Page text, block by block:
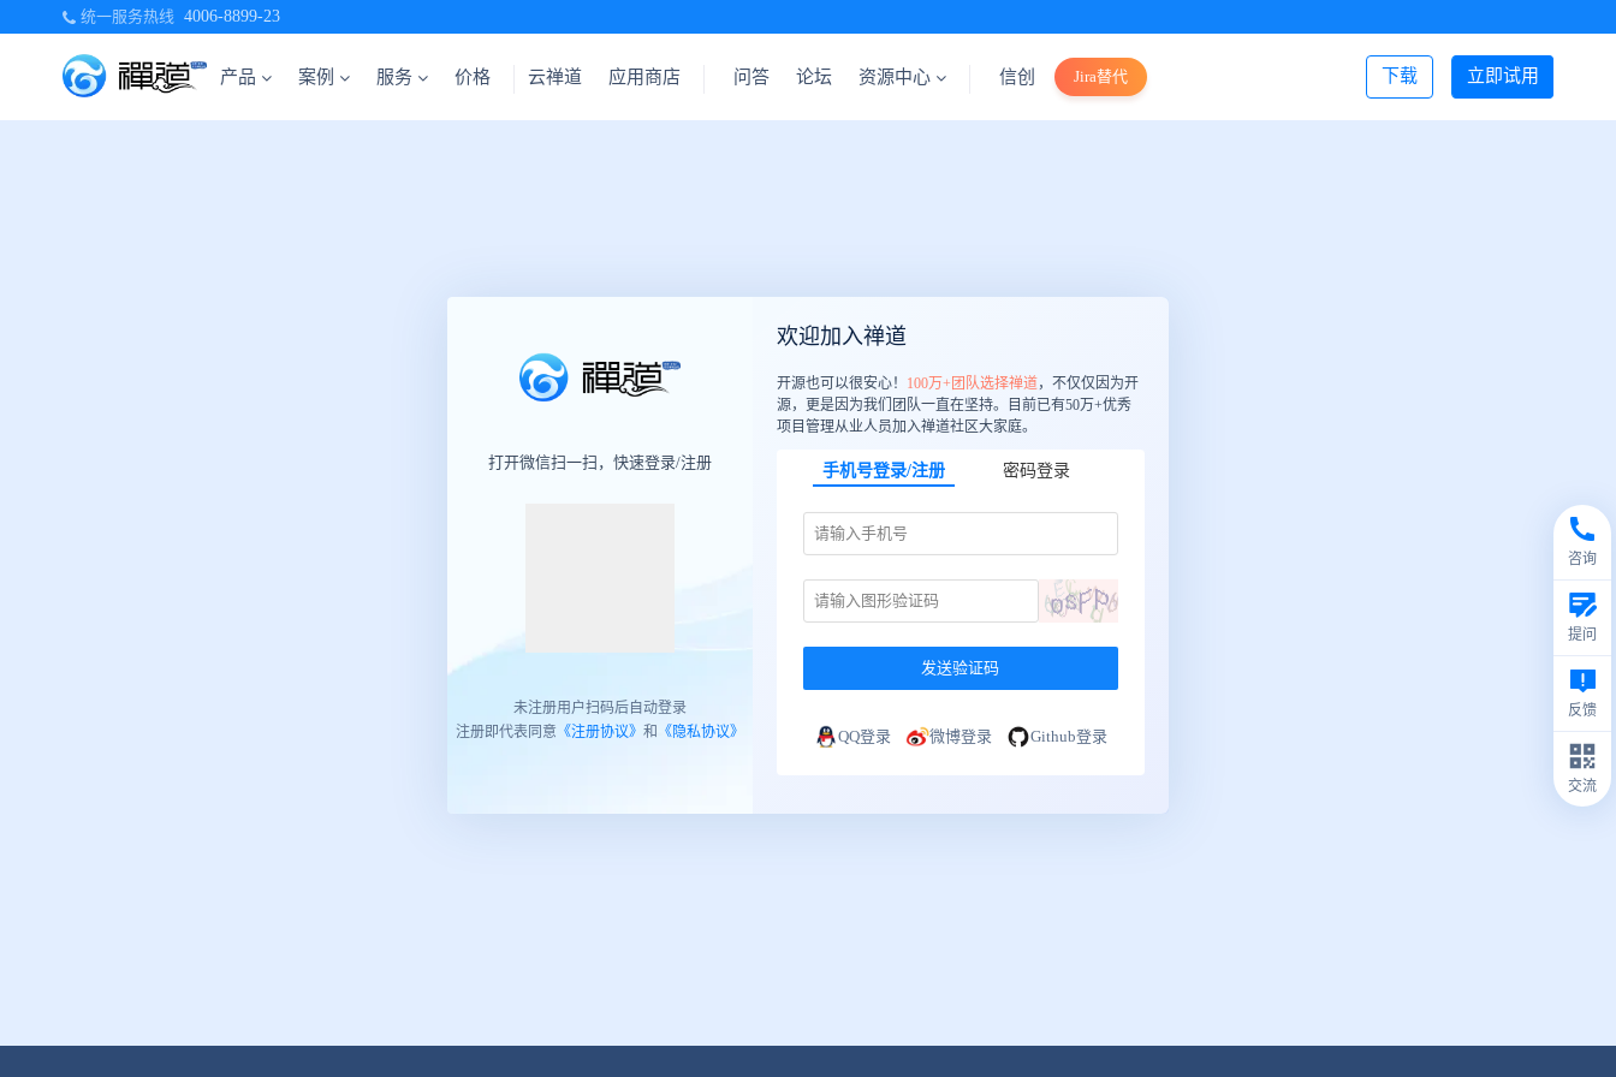
统一服务热线 4006-8899-23
产品 案例 服务 价格 立即试用
下载
云禅道 应用商店 问答 论坛 资源中心 信创 Jira替代 登录/注册
咨询
提问
反馈
交流
打开微信扫一扫，快速登录/注册
未注册用户扫码后自动登录
注册即代表同意 《注册协议》 和 《隐私协议》
欢迎加入禅道
开源也可以很安心！ 100万+团队选择禅道，不仅仅因为开
源，更是因为我们团队一直在坚持。目前已有50万+优秀
项目管理从业人员加入禅道社区大家庭。
手机号登录/注册 密码登录
发送验证码
QQ登录 微博登录 Github登录